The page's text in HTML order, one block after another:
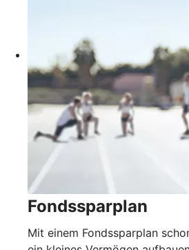
Fondssparplan
Mit einem Fondssparplan